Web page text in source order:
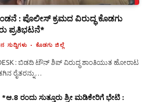
: ಪೊಲೀಸ್ ಕ್ರಮದ ವಿರುದ್ಧ ಕೊಡಗು
ಪ್ರತಿಭಟನೆ*
ಸುದ್ದಿಗಳು ಕೊಡಗು ಜಿಲ್ಲೆ
: ಬಿಡದಿ ಟೌನ್ ಶಿಪ್ ವಿರುದ್ಧ ಶಾಂತಿಯುತ ಹೋರಾಟ
ರೈತರನ್ನು…
*ಆ.8 ರಂದು ಸುತ್ತೂರು ಶ್ರೀ ಮಡಿಕೇರಿಗೆ ಭೇಟಿ :